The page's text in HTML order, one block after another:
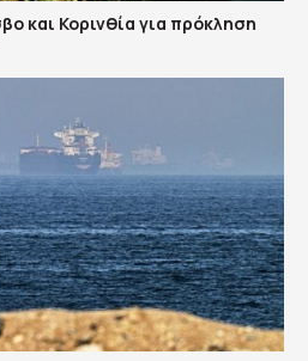
και Κορινθία για πρόκληση